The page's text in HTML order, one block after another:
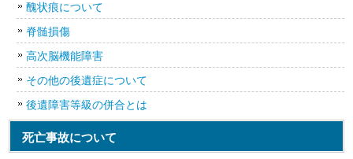
醜状痕について
脊髄損傷
高次脳機能障害
その他の後遺症について
後遺障害等級の併合とは
死亡事故について